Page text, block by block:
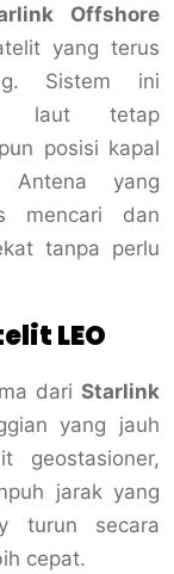
Offshore
yang terus
Sistem ini
laut tetap
posisi kapal
yang
mencari dan
tanpa perlu
LEO
dari Starlink
yang jauh
geostasioner,
jarak yang
turun secara
cepat.